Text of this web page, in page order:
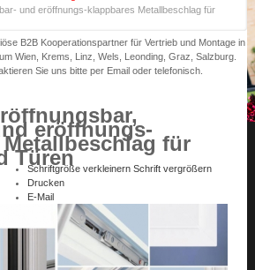
und eröffnungs-klappbares Metallbeschlag für
B2B Kooperationspartner für Vertrieb und Montage in
Wien, Krems, Linz, Wels, Leonding, Graz, Salzburg.
Sie uns bitte per Email oder telefonisch.
eröffnungs-
für
Türen
Schriftgröße verkleinern Schrift vergrößern
Drucken
E-Mail